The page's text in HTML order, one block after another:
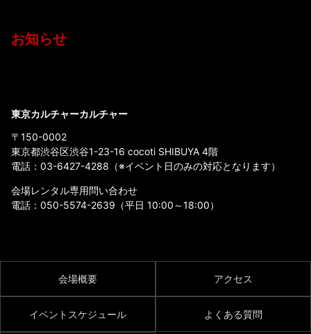
お知らせ
東京カルチャーカルチャー
〒150-0002
東京都渋谷区渋谷1-23-16 cocoti SHIBUYA 4階
電話： 03-6427-4288 （※イベント日のみの対応となります）
会場レンタル専用問い合わせ
電話： 050-5574-2639 （平日 10:00～18:00）
会場概要 アクセス
イベントスケジュール よくある質問